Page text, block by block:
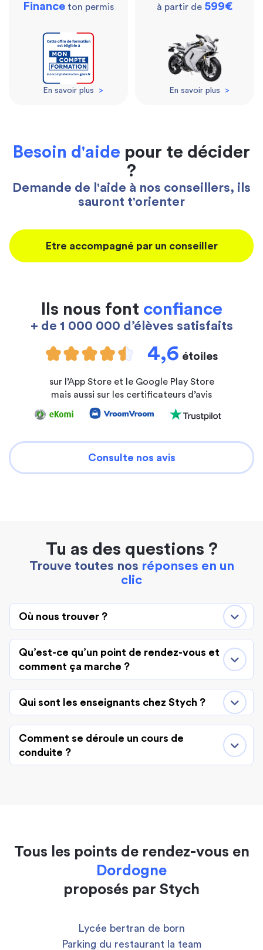
Finance ton permis
En savoir plus >
à partir de 599€
En savoir plus >
Besoin d'aide pour te décider
?
Demande de l'aide à nos conseillers, ils
sauront t'orienter
Etre accompagné par un conseiller
Ils nous font confiance
+ de 1 000 000 d’élèves satisfaits
4,6 étoiles
sur l’App Store et le Google Play Store
mais aussi sur les certificateurs d’avis
Consulte nos avis
Tu as des questions ?
Trouve toutes nos réponses en un
clic
Où nous trouver ?
Qu’est-ce qu’un point de rendez-vous et
comment ça marche ?
Qui sont les enseignants chez Stych ?
Comment se déroule un cours de
conduite ?
Tous les points de rendez-vous en
Dordogne
proposés par Stych
Lycée bertran de born
Parking du restaurant la team